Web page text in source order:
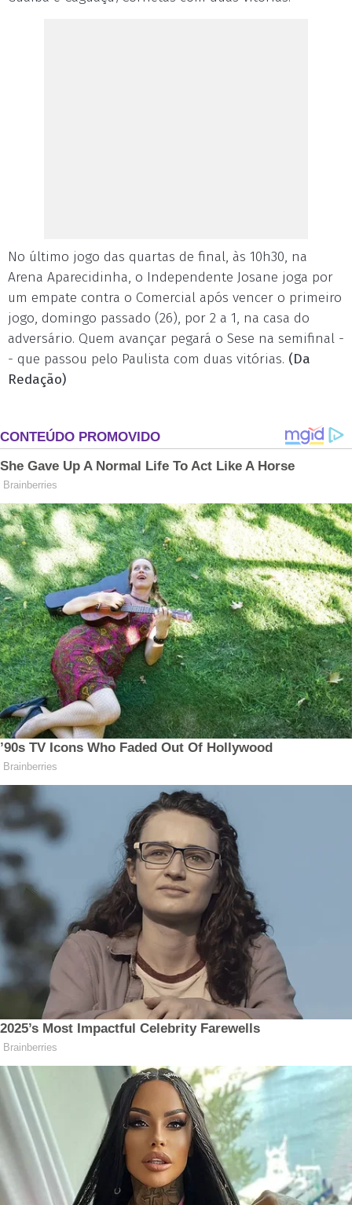
No último jogo das quartas de final, às 10h30, na
Arena Aparecidinha, o Independente Josane joga por
um empate contra o Comercial após vencer o primeiro
jogo, domingo passado (26), por 2 a 1, na casa do
adversário. Quem avançar pegará o Sese na semifinal -
- que passou pelo Paulista com duas vitórias. (Da
Redação)